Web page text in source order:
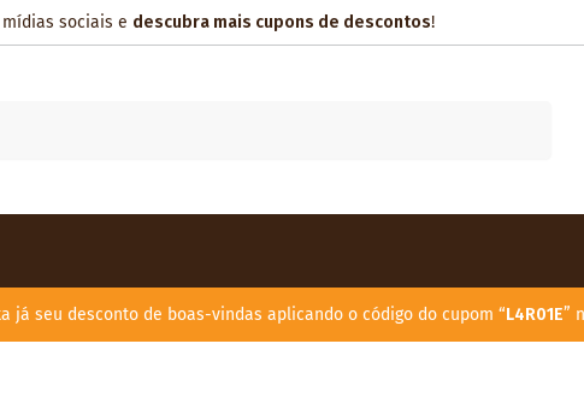
sociais e descubra mais cupons de descontos!
já seu desconto de boas-vindas aplicando o código do cupom “L4R01E”